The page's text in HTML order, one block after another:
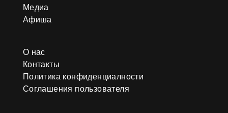
Медиа
Афиша
О нас
Контакты
Политика конфиденциалности
Соглашения пользователя